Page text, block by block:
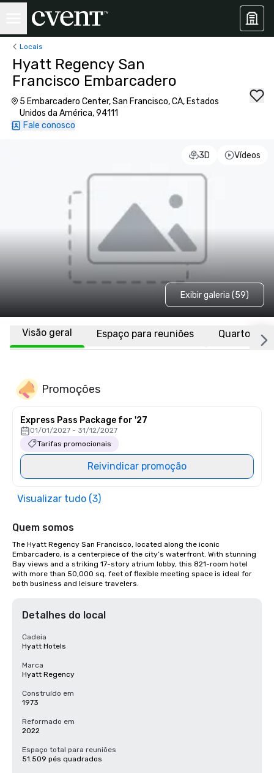
Locais
Hyatt Regency San
Francisco Embarcadero
5 Embarcadero Center, San Francisco, CA, Estados
Unidos da América, 94111
Fale conosco
3D Vídeos
Exibir galeria (59)
Visão geral Espaço para reuniões Quartos
Promoções
Express Pass Package for '27
01/01/2027 - 31/12/2027
Tarifas promocionais
Reivindicar promoção
Visualizar tudo (3)
Quem somos
The Hyatt Regency San Francisco, located along the iconic
Embarcadero, is a centerpiece of the city’s waterfront. With stunning
Bay views and a striking 17-story atrium lobby, this 821-room hotel
with more than 50,000 sq. feet of flexible meeting space is ideal for
both business and leisure travelers.
Detalhes do local
Cadeia
Hyatt Hotels
Marca
Hyatt Regency
Construído em
1973
Reformado em
2022
Espaço total para reuniões
51.509 pés quadrados